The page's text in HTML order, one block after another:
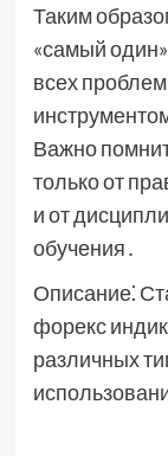
Таким
«самый
всех
Важно
только от
и от
обучения․
Описание⁚
форекс
различных